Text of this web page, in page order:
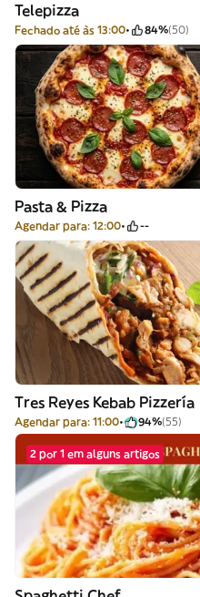
Telepizza
Fechado até às 13:00 84%(50)
Pasta & Pizza
Agendar para: 12:00 --
Tres Reyes Kebab Pizzería
Agendar para: 11:00 94%(55)
2 por 1 em alguns artigos